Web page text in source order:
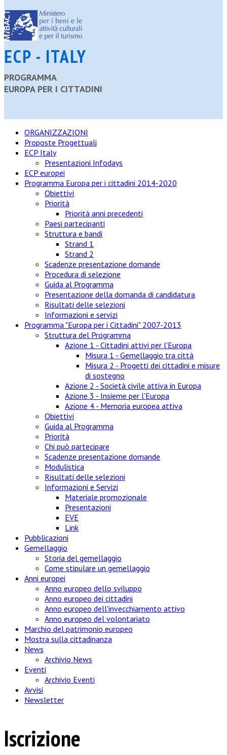
ECP - ITALY
PROGRAMMA
EUROPA PER I CITTADINI
ORGANIZZAZIONI
Proposte Progettuali
ECP Italy
Presentazioni Infodays
ECP europei
Programma Europa per i cittadini 2014-2020
Obiettivi
Priorità
Priorità anni precedenti
Paesi partecipanti
Struttura e bandi
Strand 1
Strand 2
Scadenze presentazione domande
Procedura di selezione
Guida al Programma
Presentazione della domanda di candidatura
Risultati delle selezioni
Informazioni e servizi
Programma "Europa per i Cittadini" 2007-2013
Struttura del Programma
Azione 1 - Cittadini attivi per l'Europa
Misura 1 - Gemellaggio tra città
Misura 2 - Progetti dei cittadini e misure
di sostegno
Azione 2 - Società civile attiva in Europa
Azione 3 - Insieme per l'Europa
Azione 4 - Memoria europea attiva
Obiettivi
Guida al Programma
Priorità
Chi può partecipare
Scadenze presentazione domande
Modulistica
Risultati delle selezioni
Informazioni e Servizi
Materiale promozionale
Presentazioni
EVE
Link
Pubblicazioni
Gemellaggio
Storia del gemellaggio
Come stipulare un gemellaggio
Anni europei
Anno europeo dello sviluppo
Anno europeo dei cittadini
Anno europeo dell'invecchiamento attivo
Anno europeo del volontariato
Marchio del patrimonio europeo
Mostra sulla cittadinanza
News
Archivio News
Eventi
Archivio Eventi
Avvisi
Newsletter
Iscrizione